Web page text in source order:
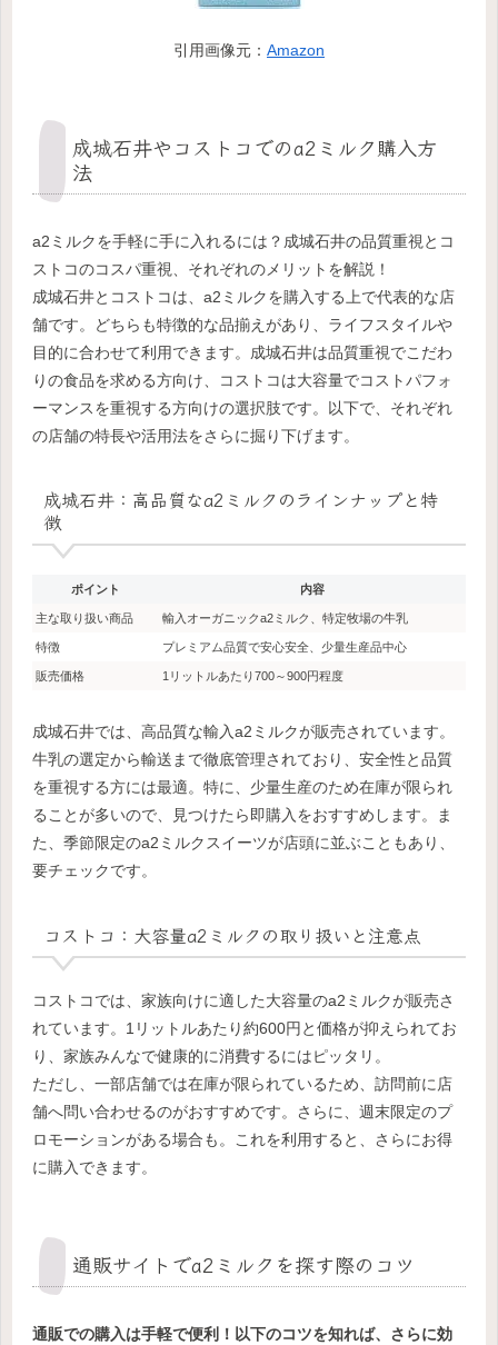
引用画像元： Amazon
成城石井やコストコでのa2ミルク購入方
法
a2ミルクを手軽に手に入れるには？成城石井の品質重視とコ
ストコのコスパ重視、それぞれのメリットを解説！
成城石井とコストコは、a2ミルクを購入する上で代表的な店
舗です。どちらも特徴的な品揃えがあり、ライフスタイルや
目的に合わせて利用できます。成城石井は品質重視でこだわ
りの食品を求める方向け、コストコは大容量でコストパフォ
ーマンスを重視する方向けの選択肢です。以下で、それぞれ
の店舗の特長や活用法をさらに掘り下げます。
成城石井：高品質なa2ミルクのラインナップと特
徴
ポイント 内容
主な取り扱い商品 輸入オーガニックa2ミルク、特定牧場の牛乳
特徴 プレミアム品質で安心安全、少量生産品中心
販売価格 1リットルあたり700～900円程度
成城石井では、高品質な輸入a2ミルクが販売されています。
牛乳の選定から輸送まで徹底管理されており、安全性と品質
を重視する方には最適。特に、少量生産のため在庫が限られ
ることが多いので、見つけたら即購入をおすすめします。ま
た、季節限定のa2ミルクスイーツが店頭に並ぶこともあり、
要チェックです。
コストコ：大容量a2ミルクの取り扱いと注意点
コストコでは、家族向けに適した大容量のa2ミルクが販売さ
れています。1リットルあたり約600円と価格が抑えられてお
り、家族みんなで健康的に消費するにはピッタリ。
ただし、一部店舗では在庫が限られているため、訪問前に店
舗へ問い合わせるのがおすすめです。さらに、週末限定のプ
ロモーションがある場合も。これを利用すると、さらにお得
に購入できます。
通販サイトでa2ミルクを探す際のコツ
通販での購入は手軽で便利！以下のコツを知れば、さらに効